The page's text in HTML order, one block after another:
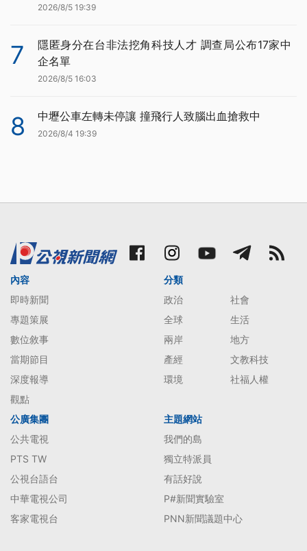
2026/8/5 19:39
7
隱匿身分在台非法挖角科技人才 調查局公布17家中
企名單
2026/8/5 16:03
8 中壢公車左轉未停讓 撞飛行人致腦出血搶救中
2026/8/4 19:39
內容
即時新聞
專題策展
數位敘事
當期節目
深度報導
觀點
分類
政治
社會
全球
生活
兩岸
地方
產經
文教科技
環境
社福人權
公廣集團
公共電視
PTS TW
公視台語台
中華電視公司
客家電視台
主題網站
我們的島
獨立特派員
有話好說
P#新聞實驗室
PNN新聞議題中心